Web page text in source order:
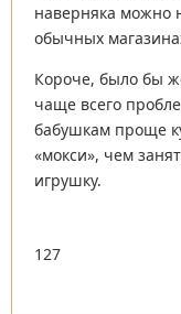
наверняка можно
обычных
Короче, было бы
чаще всего
бабушкам проще
«мокси», чем
игрушку.
127